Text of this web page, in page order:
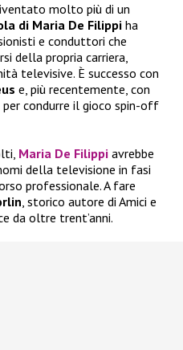
molto più di un
di Maria De Filippi ha
e conduttori che
della propria carriera,
televisive. È successo con
e, più recentemente, con
condurre il gioco spin-off
Maria De Filippi avrebbe
della televisione in fasi
professionale. A fare
, storico autore di Amici e
da oltre trent’anni.